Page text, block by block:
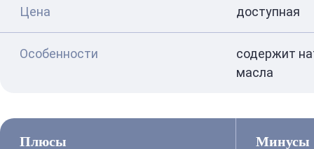
Цена доступная
Особенности
содержит
масла
Плюсы Минусы